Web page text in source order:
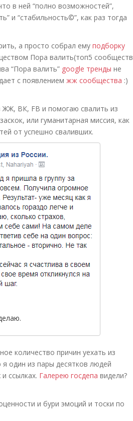
в ней “полно возможностей”,
и “стабильность©”, как раз тогда
а просто собрал ему подборку
Пора валить(топ5 сообществ
“Пора валить” google тренды не
с появлением жж сообщества :)
ВК, FB и помогаю свалить из
или гуманитарная миссия, как
от успешно сваливших.
количество причин уехать из
я один из пары десятков людей
ссылках. Галерею госдепа видели?
и бури эмоций и тоски по